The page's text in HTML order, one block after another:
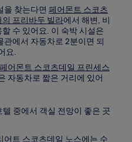
을 찾는다면 페어몬트 스코츠
프리바두 빌라에서 해변, 비
할 수 있어요. 이 숙박 시설은
관에서 자동차로 2분이면 되
요.
페어몬트 스코츠데일 프린세스
자동차로 짧은 거리에 있어
중에서 객실 전망이 좋은 곳
어트 스코츠데일 노스에는 수